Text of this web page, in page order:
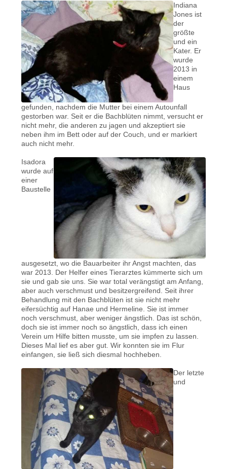
Indiana
Jones ist
der
größte
und ein
Kater. Er
wurde
2013 in
einem
Haus
gefunden, nachdem die Mutter bei einem Autounfall
gestorben war. Seit er die Bachblüten nimmt, versucht er
nicht mehr, die anderen zu jagen und akzeptiert sie
neben ihm im Bett oder auf der Couch, und er markiert
auch nicht mehr.
Isadora
wurde auf
einer
Baustelle
ausgesetzt, wo die Bauarbeiter ihr Angst machten, das
war 2013. Der Helfer eines Tierarztes kümmerte sich um
sie und gab sie uns. Sie war total verängstigt am Anfang,
aber auch verschmust und besitzergreifend. Seit ihrer
Behandlung mit den Bachblüten ist sie nicht mehr
eifersüchtig auf Hanae und Hermeline. Sie ist immer
noch verschmust, aber weniger ängstlich. Das ist schön,
doch sie ist immer noch so ängstlich, dass ich einen
Verein um Hilfe bitten musste, um sie impfen zu lassen.
Dieses Mal lief es aber gut. Wir konnten sie im Flur
einfangen, sie ließ sich diesmal hochheben.
Der letzte
und